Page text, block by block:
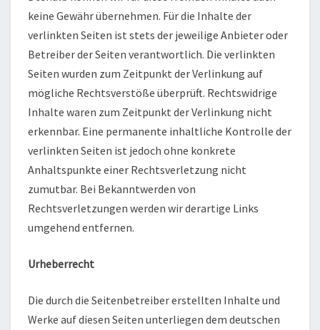
keine Gewähr übernehmen. Für die Inhalte der
verlinkten Seiten ist stets der jeweilige Anbieter oder
Betreiber der Seiten verantwortlich. Die verlinkten
Seiten wurden zum Zeitpunkt der Verlinkung auf
mögliche Rechtsverstöße überprüft. Rechtswidrige
Inhalte waren zum Zeitpunkt der Verlinkung nicht
erkennbar. Eine permanente inhaltliche Kontrolle der
verlinkten Seiten ist jedoch ohne konkrete
Anhaltspunkte einer Rechtsverletzung nicht
zumutbar. Bei Bekanntwerden von
Rechtsverletzungen werden wir derartige Links
umgehend entfernen.
Urheberrecht
Die durch die Seitenbetreiber erstellten Inhalte und
Werke auf diesen Seiten unterliegen dem deutschen